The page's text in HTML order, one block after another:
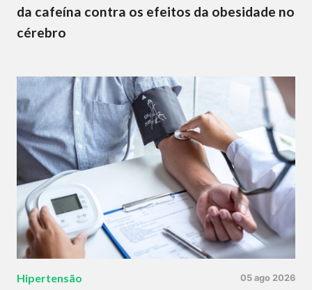
da cafeína contra os efeitos da obesidade no
cérebro
Hipertensão 05 ago 2026